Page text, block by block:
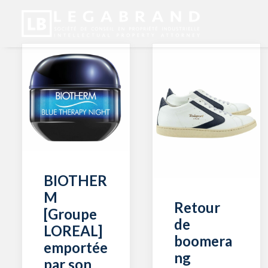
BIOTHER
M
[Groupe
LOREAL]
emportée
par son
Retour
de
boomera
ng